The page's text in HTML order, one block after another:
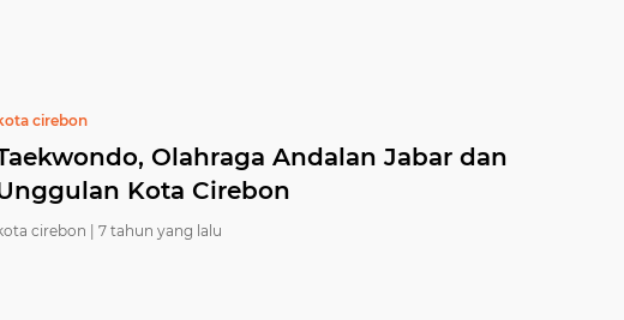
cirebon
Olahraga Andalan Jabar dan
Kota Cirebon
cirebon | 7 tahun yang lalu